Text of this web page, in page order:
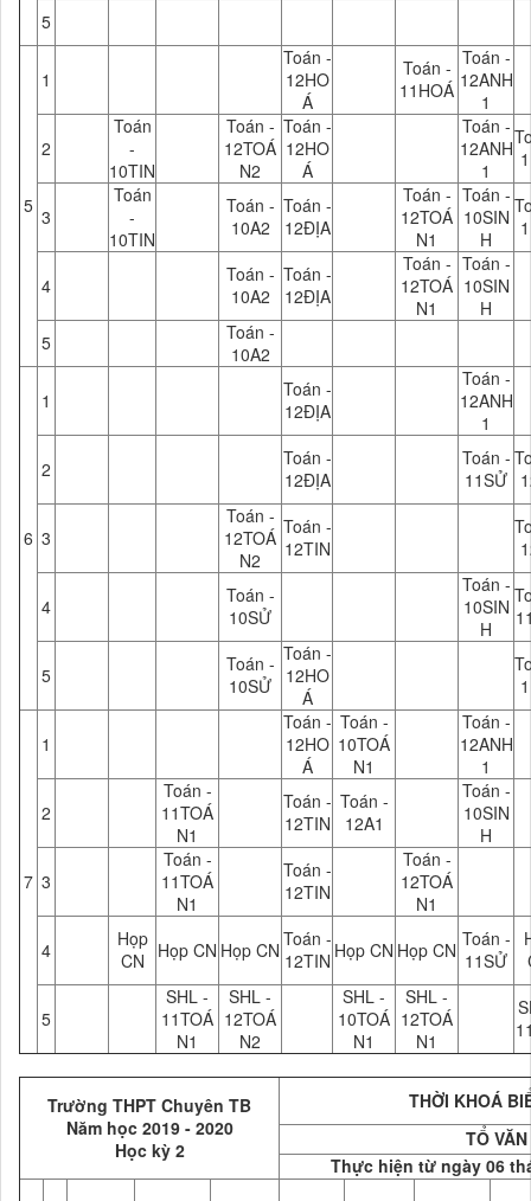
5
5
1
Toán -
12HO
Á
Toán -
11HOÁ
Toán -
12ANH
1
2
Toán
-
10TIN
Toán -
12TOÁ
N2
Toán -
12HO
Á
Toán -
12ANH
1
3
Toán
-
10TIN
Toán -
10A2
Toán -
12ĐỊA
Toán -
12TOÁ
N1
Toán -
10SIN
H
4
Toán -
10A2
Toán -
12ĐỊA
Toán -
12TOÁ
N1
Toán -
10SIN
H
5
Toán -
10A2
6
1
Toán -
12ĐỊA
Toán -
12ANH
1
2
Toán -
12ĐỊA
Toán -
11SỬ
3
Toán -
12TOÁ
N2
Toán -
12TIN
4
Toán -
10SỬ
Toán -
10SIN
H
5
Toán -
10SỬ
Toán -
12HO
Á
7
1
Toán -
12HO
Á
Toán -
10TOÁ
N1
Toán -
12ANH
1
2
Toán -
11TOÁ
N1
Toán -
12TIN
Toán -
12A1
Toán -
10SIN
H
3
Toán -
11TOÁ
N1
Toán -
12TIN
Toán -
12TOÁ
N1
4
Họp
CN
Họp CN Họp CN Toán -
12TIN Họp CN Họp CN Toán -
11SỬ
5
SHL -
11TOÁ
N1
SHL -
12TOÁ
N2
SHL -
10TOÁ
N1
SHL -
12TOÁ
N1
Trường THPT Chuyên TB
Năm học 2019 - 2020
Học kỳ 2
THỜI KHOÁ
TỔ VĂN
Thực hiện từ ngày 06